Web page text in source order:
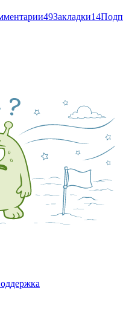
49Закладки14